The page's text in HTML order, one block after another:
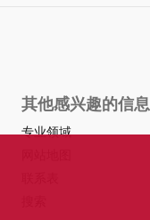
其他感兴趣的信息
专业领域